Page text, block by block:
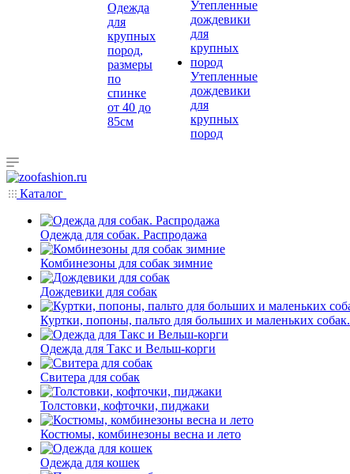
Одежда
для
крупных
пород,
размеры
по
спинке
от 40 до
85см
Утепленные
дождевики
для
крупных
пород
Каталог
Одежда для собак. Распродажа
Комбинезоны для собак зимние
Дождевики для собак
Куртки, попоны, пальто для больших и маленьких собак.
Одежда для Такс и Вельш-корги
Свитера для собак
Толстовки, кофточки, пиджаки
Костюмы, комбинезоны весна и лето
Одежда для кошек